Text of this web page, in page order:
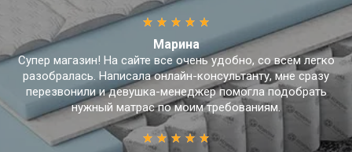
Марина
Супер магазин! На сайте все очень удобно, со всем легко
разобралась. Написала онлайн-консультанту, мне сразу
перезвонили и девушка-менеджер помогла подобрать
нужный матрас по моим требованиям.